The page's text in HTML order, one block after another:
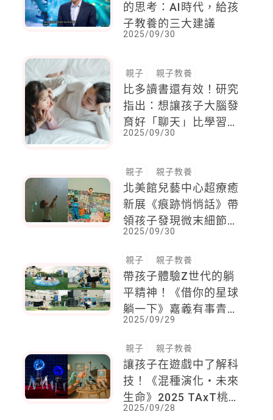
的思考：AI時代，給孩
子教養的三大建議
2025/09/30
親子 親子教養
比多讀書還有效！研究
指出：想讓孩子大腦發
育好「聊天」比學習重
要，語言、社交能力也
2025/09/30
親子 親子教養
北美館兒藝中心超療癒
新展《痕跡悄悄話》帶
領孩子發現微末細節生
活痕跡 系列親子工坊
一次看
2025/09/30
親子 親子教養
帶孩子體驗Z世代的躺
平精神！《借你的星球
躺一下》嘉義有事青年
主題展已登入Z星球
2025/09/29
親子 親子教養
讓孩子在遊戲中了解科
技！《混種演化・未來
生命》2025 TAxT桃園
科技藝術節
2025/09/28